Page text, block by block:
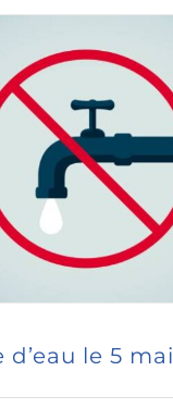
d’eau le 5 mai